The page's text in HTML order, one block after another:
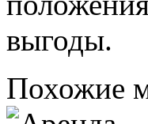
выгоды.
Похожие